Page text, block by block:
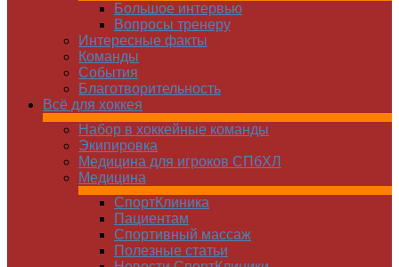
Большое интервью
Вопросы тренеру
Интересные факты
Команды
Cобытия
Благотворительность
Всё для хоккея
Набор в хоккейные команды
Экипировка
Медицина для игроков СПбХЛ
Медицина
СпортКлиника
Пациентам
Спортивный массаж
Полезные статьи